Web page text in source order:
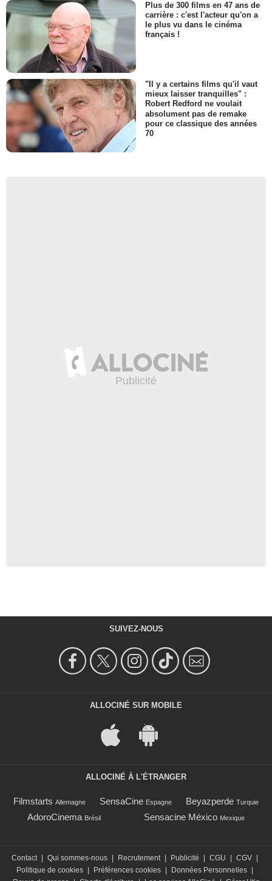
Plus de 300 films en 47 ans de
carrière : c'est l'acteur qu'on a
le plus vu dans le cinéma
français !
"Il y a certains films qu'il vaut
mieux laisser tranquilles" :
Robert Redford ne voulait
absolument pas de remake
pour ce classique des années
70
SUIVEZ-NOUS
ALLOCINÉ SUR MOBILE
ALLOCINÉ À L'ÉTRANGER
Filmstarts Allemagne SensaCine Espagne Beyazperde Turquie
AdoroCinema Brésil Sensacine México Mexique
Contact | Qui sommes-nous | Recrutement | Publicité | CGU | CGV |
Politique de cookies | Préférences cookies | Données Personnelles |